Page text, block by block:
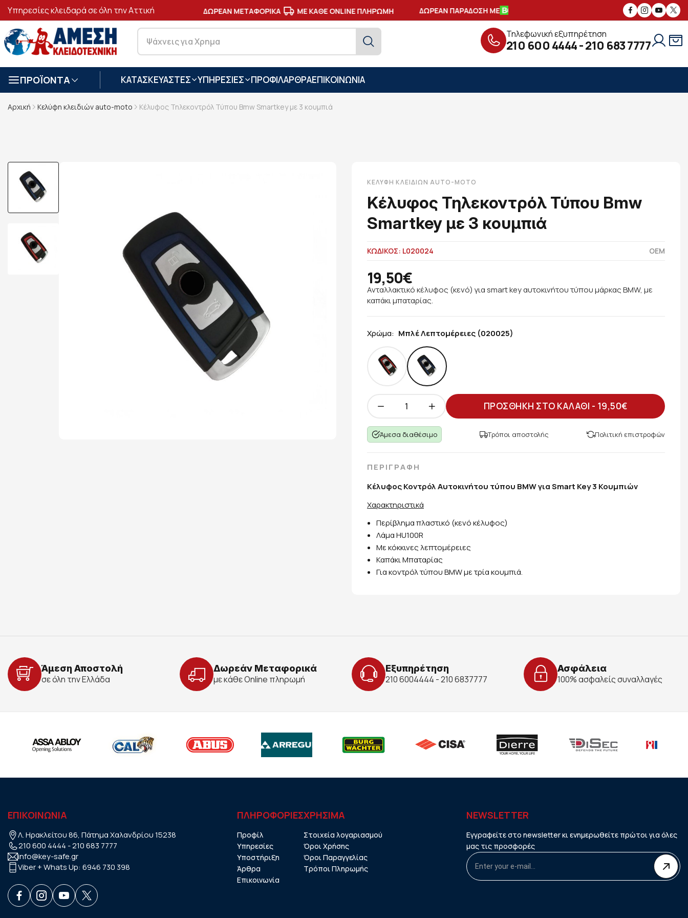
Υπηρεσίες κλειδαρά σε όλη την Αττική
ΑΣΦΑΛΕΙΣ ΣΥΝΑΛΛΑΓΕΣ ΔΩΡΕΑΝ ΜΕΤΑΦΟΡΙΚΑ ΜΕ ΚΑΘΕ ONLINE ΠΛΗΡΩΜΗ ΔΩΡΕΑΝ ΠΑΡΑΔΟΣΗ ΜΕ ΣΥΝΑΛΛΑΓΕΣ
Τηλεφωνική εξυπηρέτηση
210 600 4444-210 683 7777
ΠΡΟΪΟΝΤΑ ΚΑΤΑΣΚΕΥΑΣΤΕΣ ΥΠΗΡΕΣΙΕΣ ΠΡΟΦΙΛΑΡΘΡΑΕΠΙΚΟΙΝΩΝΙΑ
Αρχική Κελύφη κλειδιών auto-moto Κέλυφος Τηλεκοντρόλ Τύπου Bmw Smartkey με 3 κουμπιά
ΚΕΛΎΦΗ ΚΛΕΙΔΙΏΝ AUTO-MOTO
Κέλυφος Τηλεκοντρόλ Τύπου Bmw
Smartkey με 3 κουμπιά
ΚΩΔΙΚΟΣ: L020024 OEM
19,50€
Ανταλλακτικό κέλυφος (κενό) για smart key αυτοκινήτου τύπου μάρκας BMW, με
καπάκι μπαταρίας.
Χρώμα: Μπλέ Λεπτομέρειες (020025)
ΠΡΟΣΘΗΚΗ ΣΤΟ ΚΑΛΑΘΙ - 19,50€
Άμεσα διαθέσιμο Τρόποι αποστολής Πολιτική επιστροφών
ΠΕΡΙΓΡΑΦΗ
Κέλυφος Κοντρόλ Αυτοκινήτου τύπου BMW για Smart Key 3 Κουμπιών
Χαρακτηριστικά
Περίβλημα πλαστικό (κενό κέλυφος)
Λάμα HU100R
Με κόκκινες λεπτομέρειες
Καπάκι Μπαταρίας
Για κοντρόλ τύπου BMW με τρία κουμπιά.
Άμεση Αποστολή
σε όλη την Ελλάδα
Δωρεάν Μεταφορικά
με κάθε Online πληρωμή
Εξυπηρέτηση
210 6004444 - 210 6837777
Ασφάλεια
100% ασφαλείς συναλλαγές
ΕΠΙΚΟΙΝΩΝΙΑ
Λ. Ηρακλείτου 86, Πάτημα Χαλανδρίου 15238
210 600 4444 -210 683 7777
info@key-safe.gr
Viber + Whats Up: 6946 730 398
ΠΛΗΡΟΦΟΡΙΕΣ
Προφίλ
Υπηρεσίες
Υποστήριξη
Άρθρα
Επικοινωνία
ΧΡHΣΙΜΑ
Στοιχεία λογαριασμού
Όροι Χρήσης
Όροι Παραγγελίας
Τρόποι Πληρωμής
NEWSLETTER
Εγγραφείτε στο newsletter κι ενημερωθείτε πρώτοι για όλες
μας τις προσφορές